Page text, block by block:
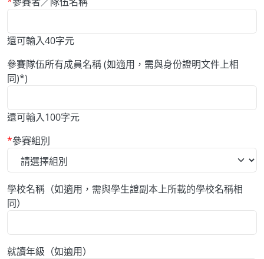
還可輸入40字元
參賽隊伍所有成員名稱 (如適用，需與身份證明文件上相
同)*)
還可輸入100字元
參賽組別
學校名稱（如適用，需與學生證副本上所載的學校名稱相
同）
就讀年級（如適用）